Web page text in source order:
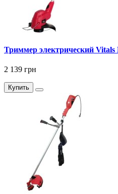
Триммер электрический Vitals
2 139 грн
Купить